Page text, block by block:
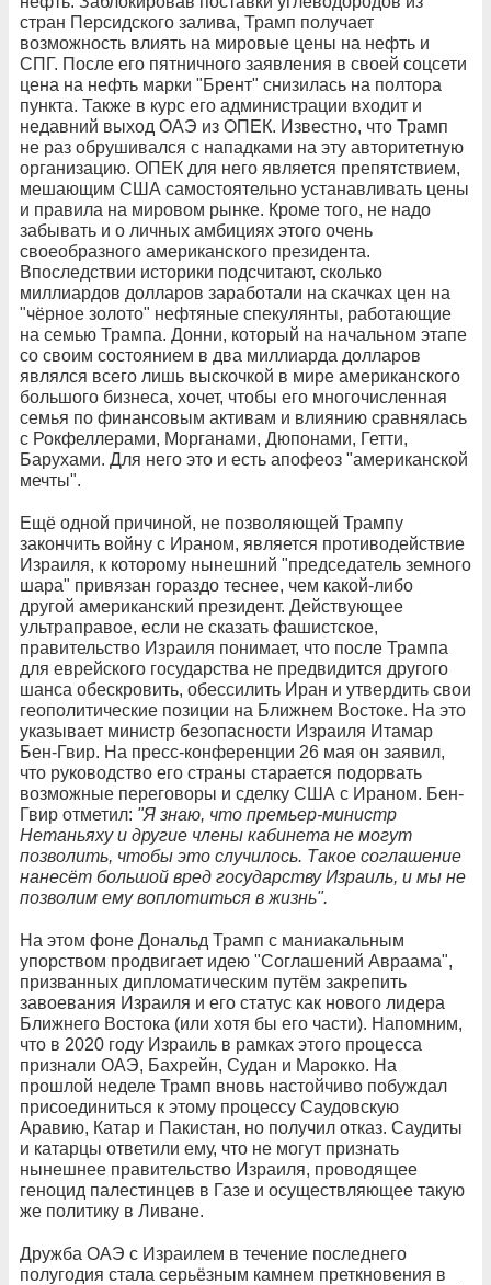
стран Персидского залива, Трамп получает
возможность влиять на мировые цены на нефть и
СПГ. После его пятничного заявления в своей соцсети
цена на нефть марки "Брент" снизилась на полтора
пункта. Также в курс его администрации входит и
недавний выход ОАЭ из ОПЕК. Известно, что Трамп
не раз обрушивался с нападками на эту авторитетную
организацию. ОПЕК для него является препятствием,
мешающим США самостоятельно устанавливать цены
и правила на мировом рынке. Кроме того, не надо
забывать и о личных амбициях этого очень
своеобразного американского президента.
Впоследствии историки подсчитают, сколько
миллиардов долларов заработали на скачках цен на
"чёрное золото" нефтяные спекулянты, работающие
на семью Трампа. Донни, который на начальном этапе
со своим состоянием в два миллиарда долларов
являлся всего лишь выскочкой в мире американского
большого бизнеса, хочет, чтобы его многочисленная
семья по финансовым активам и влиянию сравнялась
с Рокфеллерами, Морганами, Дюпонами, Гетти,
Барухами. Для него это и есть апофеоз "американской
мечты".
Ещё одной причиной, не позволяющей Трампу
закончить войну с Ираном, является противодействие
Израиля, к которому нынешний "председатель земного
шара" привязан гораздо теснее, чем какой-либо
другой американский президент. Действующее
ультраправое, если не сказать фашистское,
правительство Израиля понимает, что после Трампа
для еврейского государства не предвидится другого
шанса обескровить, обессилить Иран и утвердить свои
геополитические позиции на Ближнем Востоке. На это
указывает министр безопасности Израиля Итамар
Бен-Гвир. На пресс-конференции 26 мая он заявил,
что руководство его страны старается подорвать
возможные переговоры и сделку США с Ираном. Бен-
Гвир отметил: "Я знаю, что премьер-министр
Нетаньяху и другие члены кабинета не могут
позволить, чтобы это случилось. Такое соглашение
нанесёт большой вред государству Израиль, и мы не
позволим ему воплотиться в жизнь".
На этом фоне Дональд Трамп с маниакальным
упорством продвигает идею "Соглашений Авраама",
призванных дипломатическим путём закрепить
завоевания Израиля и его статус как нового лидера
Ближнего Востока (или хотя бы его части). Напомним,
что в 2020 году Израиль в рамках этого процесса
признали ОАЭ, Бахрейн, Судан и Марокко. На
прошлой неделе Трамп вновь настойчиво побуждал
присоединиться к этому процессу Саудовскую
Аравию, Катар и Пакистан, но получил отказ. Саудиты
и катарцы ответили ему, что не могут признать
нынешнее правительство Израиля, проводящее
геноцид палестинцев в Газе и осуществляющее такую
же политику в Ливане.
Дружба ОАЭ с Израилем в течение последнего
полугодия стала серьёзным камнем преткновения в